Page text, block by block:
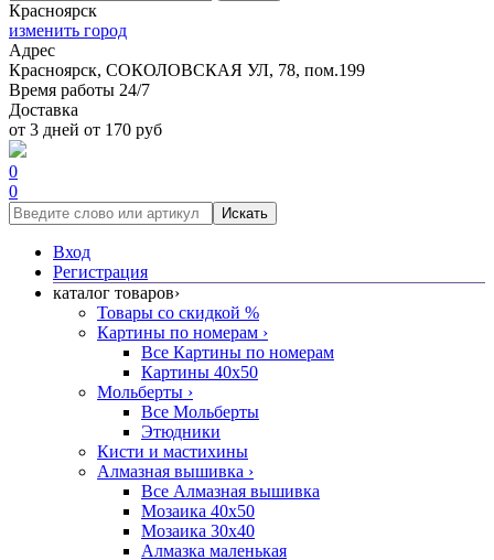
Красноярск
изменить город
Адрес
Красноярск, СОКОЛОВСКАЯ УЛ, 78, пом.199
Время работы 24/7
Доставка
от 3 дней от 170 руб
0
0
Искать
Вход
Регистрация
каталог товаров›
Товары со скидкой %
Картины по номерам ›
Все Картины по номерам
Картины 40x50
Мольберты ›
Все Мольберты
Этюдники
Кисти и мастихины
Алмазная вышивка ›
Все Алмазная вышивка
Мозаика 40x50
Мозаика 30x40
Алмазка маленькая